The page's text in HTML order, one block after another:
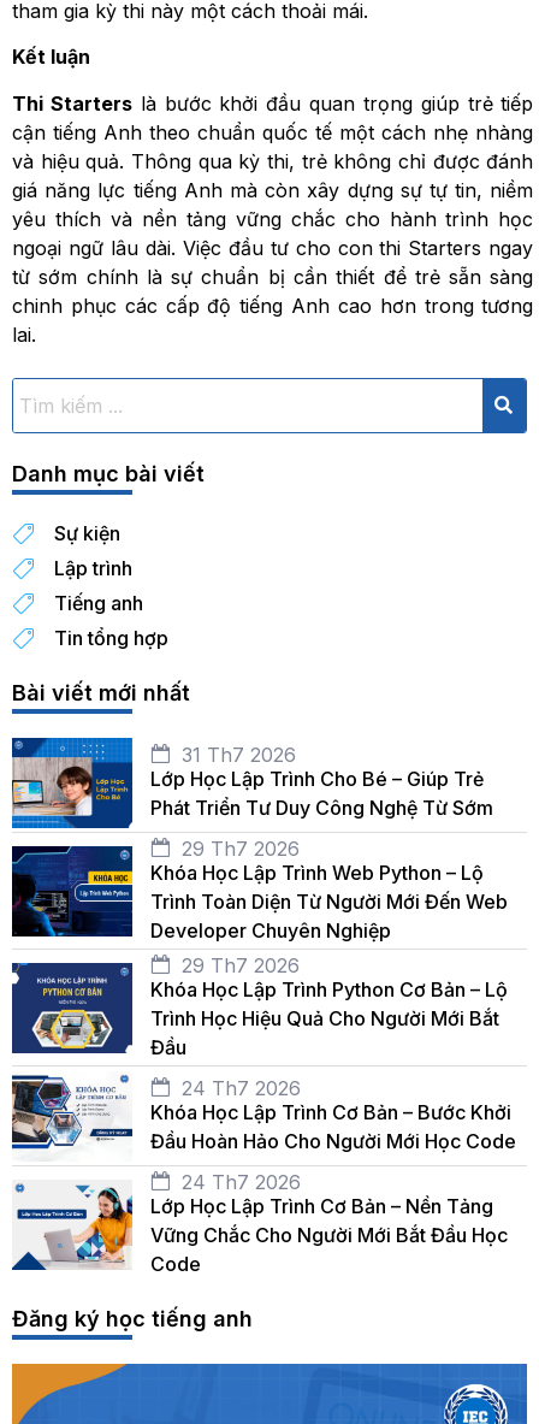
tham gia kỳ thi này một cách thoải mái.
Kết luận
Thi Starterslà bước khởi đầu quan trọng giúp trẻ tiếp
cận tiếng Anh theo chuẩn quốc tế một cách nhẹ nhàng
và hiệu quả. Thông qua kỳ thi, trẻ không chỉ được đánh
giá năng lực tiếng Anh mà còn xây dựng sự tự tin, niềm
yêu thích và nền tảng vững chắc cho hành trình học
ngoại ngữ lâu dài. Việc đầu tư cho con thi Starters ngay
từ sớm chính là sự chuẩn bị cần thiết để trẻ sẵn sàng
chinh phục các cấp độ tiếng Anh cao hơn trong tương
lai.
Danh mục bài viết
Sự kiện
Lập trình
Tiếng anh
Tin tổng hợp
Bài viết mới nhất
31 Th7 2026
Lớp Học Lập Trình Cho Bé – Giúp Trẻ
Phát Triển Tư Duy Công Nghệ Từ Sớm
29 Th7 2026
Khóa Học Lập Trình Web Python – Lộ
Trình Toàn Diện Từ Người Mới Đến Web
Developer Chuyên Nghiệp
29 Th7 2026
Khóa Học Lập Trình Python Cơ Bản – Lộ
Trình Học Hiệu Quả Cho Người Mới Bắt
Đầu
24 Th7 2026
Khóa Học Lập Trình Cơ Bản – Bước Khởi
Đầu Hoàn Hảo Cho Người Mới Học Code
24 Th7 2026
Lớp Học Lập Trình Cơ Bản – Nền Tảng
Vững Chắc Cho Người Mới Bắt Đầu Học
Code
Đăng ký học tiếng anh